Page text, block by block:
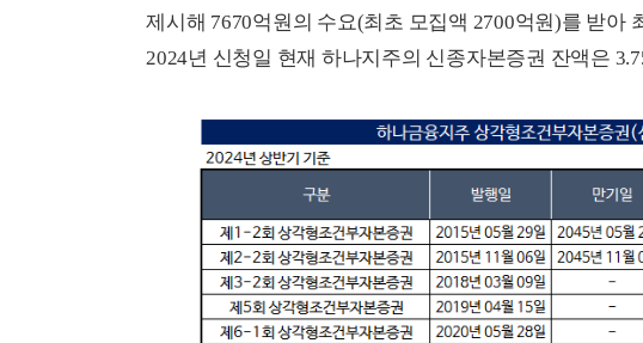
제시해 7670억원의 수요(최초 모집액 2700억원)를 받아
2024년 신청일 현재 하나지주의 신종자본증권 잔액은